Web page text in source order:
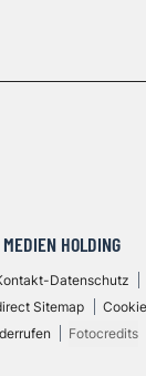
HOLDING
Datenschutz
Sitemap
Fotocredits